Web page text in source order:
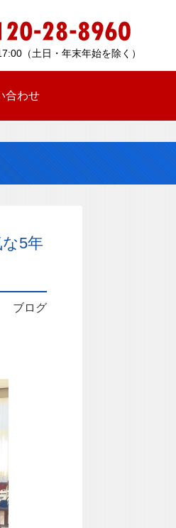
（土日・年末年始を除く）
合わせ
5年
ブログ